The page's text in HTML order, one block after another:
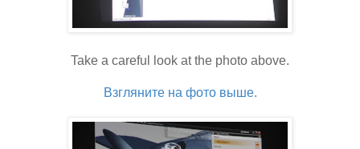
Take a careful look at the photo above.
Взгляните на фото выше.